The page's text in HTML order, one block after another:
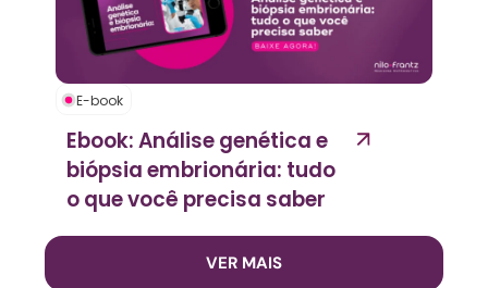
E-book
Ebook: Análise genética e
biópsia embrionária: tudo
o que você precisa saber
VER MAIS